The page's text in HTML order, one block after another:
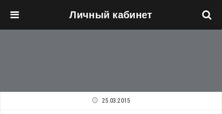
Личный кабинет
25.03.2015